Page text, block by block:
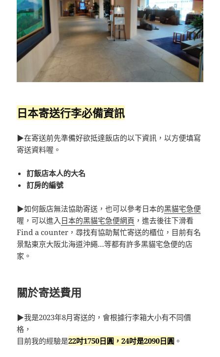
日本寄送行李必備資訊
▶在寄送前先準備好欲抵達飯店的以下資訊，以方便填寫
寄送資料喔。
訂飯店本人的大名
訂房的編號
▶如何飯店無法協助寄送，也可以參考日本的黑貓宅急便
喔，可以進入 日本的黑貓宅急便網頁 ，進去後往下滑看
Find a counter，尋找有協助幫忙寄送的櫃位，目前有名
景點東京大阪北海道沖繩…等都有許多黑貓宅急便的店
家。
關於寄送費用
▶我是2023年8月寄送的，會根據行李箱大小有不同價
格，
目前我的經驗是22吋1750日圓，24吋是2090日圓 。